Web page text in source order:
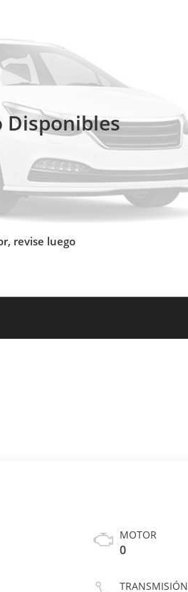
Disponibles
revise luego
MOTOR
0
TRANSMISIÓN